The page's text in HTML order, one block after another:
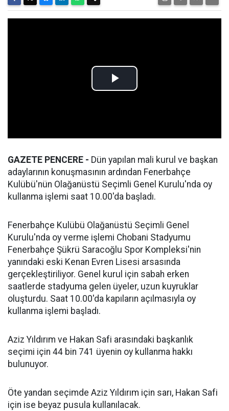
GAZETE PENCERE - Dün yapılan mali kurul ve başkan
adaylarının konuşmasının ardından Fenerbahçe
Kulübü'nün Olağanüstü Seçimli Genel Kurulu'nda oy
kullanma işlemi saat 10.00'da başladı.
Fenerbahçe Kulübü Olağanüstü Seçimli Genel
Kurulu'nda oy verme işlemi Chobani Stadyumu
Fenerbahçe Şükrü Saracoğlu Spor Kompleksi'nin
yanındaki eski Kenan Evren Lisesi arsasında
gerçekleştiriliyor. Genel kurul için sabah erken
saatlerde stadyuma gelen üyeler, uzun kuyruklar
oluşturdu. Saat 10.00'da kapıların açılmasıyla oy
kullanma işlemi başladı.
Aziz Yıldırım ve Hakan Safi arasındaki başkanlık
seçimi için 44 bin 741 üyenin oy kullanma hakkı
bulunuyor.
Öte yandan seçimde Aziz Yıldırım için sarı, Hakan Safi
için ise beyaz pusula kullanılacak.